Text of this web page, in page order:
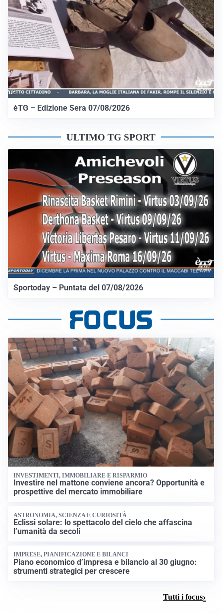
èTG – Edizione Sera 07/08/2026
ULTIMO TG SPORT
Sportoday – Puntata del 07/08/2026
INVESTIMENTI, IMMOBILIARE E RISPARMIO
Investire nel mattone conviene ancora? Opportunità e
prospettive del mercato immobiliare
ASTRONOMIA, SCIENZA E CURIOSITÀ
Eclissi solare: lo spettacolo del cielo che affascina
l’umanità da secoli
IMPRESE, PIANIFICAZIONE E BILANCI
Piano economico d’impresa e bilancio al 30 giugno:
strumenti strategici per crescere
Tutti i focus